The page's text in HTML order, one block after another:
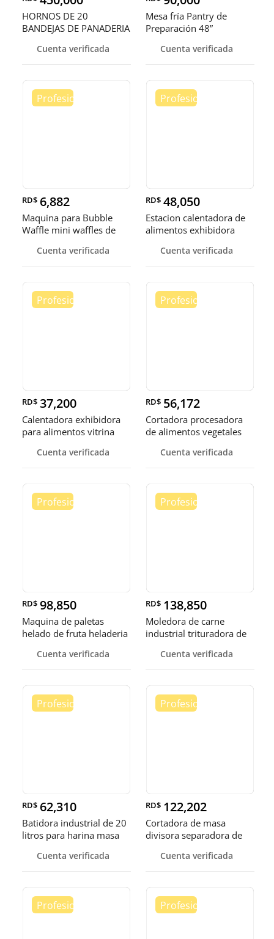
HORNOS DE 20
BANDEJAS DE PANADERIA
Cuenta verificada
Mesa fría Pantry de
Preparación 48”
Cuenta verificada
RD$ 6,882
Maquina para Bubble
Waffle mini waffles de
Cuenta verificada
RD$ 48,050
Estacion calentadora de
alimentos exhibidora
Cuenta verificada
RD$ 37,200
Calentadora exhibidora
para alimentos vitrina
Cuenta verificada
RD$ 56,172
Cortadora procesadora
de alimentos vegetales
Cuenta verificada
RD$ 98,850
Maquina de paletas
helado de fruta heladeria
Cuenta verificada
RD$ 138,850
Moledora de carne
industrial trituradora de
Cuenta verificada
RD$ 62,310
Batidora industrial de 20
litros para harina masa
Cuenta verificada
RD$ 122,202
Cortadora de masa
divisora separadora de
Cuenta verificada